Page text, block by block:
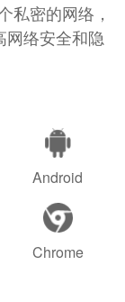
私密的网络，
网络安全和隐
Android
Chrome